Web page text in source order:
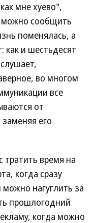
мне хуево",
можно сообщить
поменялась, а
и шестьдесят
во многом
все
от
его
тратить время на
когда сразу
нагуглить за
прошлогодний
когда можно